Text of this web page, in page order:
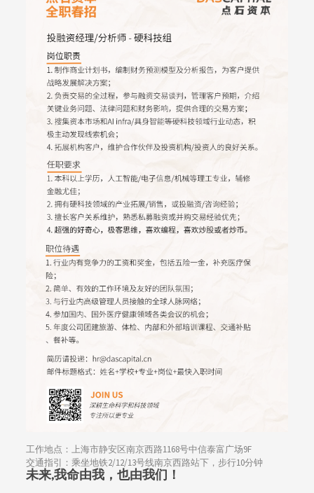
工作地点：上海市静安区南京西路1168号中信泰富广场9F
交通指引：乘坐地铁2/12/13号线南京西路站下，步行10分钟
未来,我命由我，也由我们 ！